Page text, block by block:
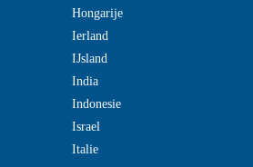
Hongarije
Ierland
IJsland
India
Indonesie
Israel
Italie